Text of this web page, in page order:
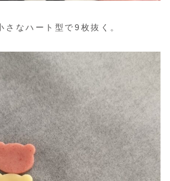
さなハート型で9枚抜く。